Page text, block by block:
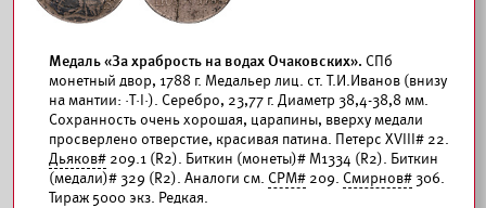
Медаль «За храбрость на водах Очаковских». СПб
монетный двор, 1788 г. Медальер лиц. ст. Т.И.Иванов (внизу
на мантии: ·Т·I·). Серебро, 23,77 г. Диаметр 38,4-38,8 мм.
Сохранность очень хорошая, царапины, вверху медали
просверлено отверстие, красивая патина. Петерс XVIII# 22.
Дьяков# 209.1 (R2). Биткин (монеты)# М1334 (R2). Биткин
(медали)# 329 (R2). Аналоги см. СРМ# 209. Смирнов#306.
Тираж 5000 экз. Редкая.